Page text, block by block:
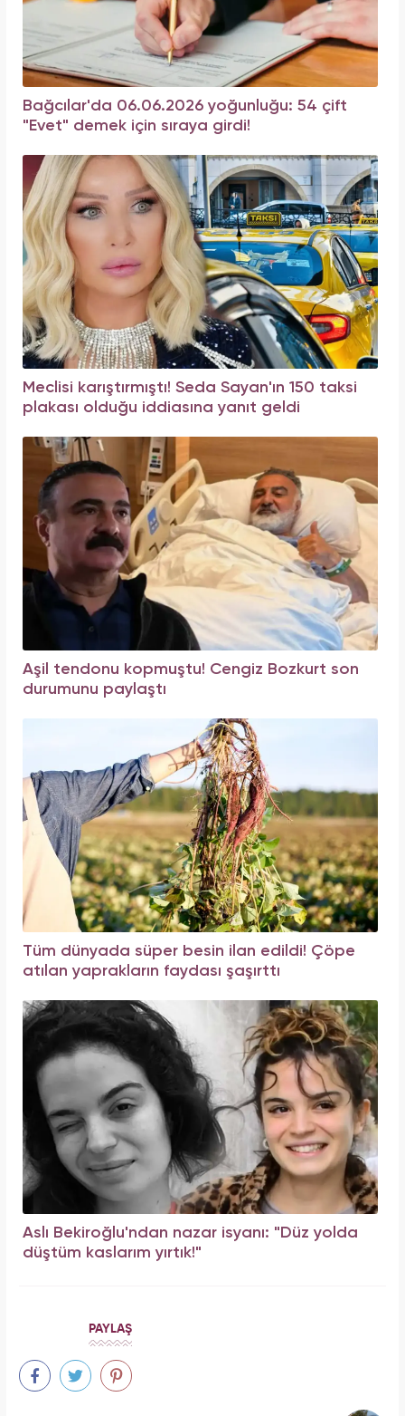
Bağcılar'da 06.06.2026 yoğunluğu: 54 çift
"Evet" demek için sıraya girdi!
Meclisi karıştırmıştı! Seda Sayan'ın 150 taksi
plakası olduğu iddiasına yanıt geldi
Aşil tendonu kopmuştu! Cengiz Bozkurt son
durumunu paylaştı
Tüm dünyada süper besin ilan edildi! Çöpe
atılan yaprakların faydası şaşırttı
Aslı Bekiroğlu'ndan nazar isyanı: "Düz yolda
düştüm kaslarım yırtık!"
PAYLAŞ